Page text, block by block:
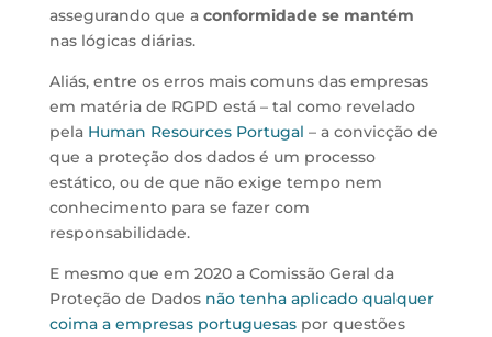
assegurando que a conformidade se mantém
nas lógicas diárias.
Aliás, entre os erros mais comuns das empresas
em matéria de RGPD está – tal como revelado
pela Human Resources Portugal – a convicção de
que a proteção dos dados é um processo
estático, ou de que não exige tempo nem
conhecimento para se fazer com
responsabilidade.
E mesmo que em 2020 a Comissão Geral da
Proteção de Dados não tenha aplicado qualquer
coima a empresas portuguesaspor questões